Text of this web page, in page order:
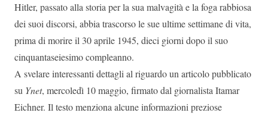
Hitler, passato alla storia per la sua malvagità e la foga rabbiosa
dei suoi discorsi, abbia trascorso le sue ultime settimane di vita,
prima di morire il 30 aprile 1945, dieci giorni dopo il suo
cinquantaseiesimo compleanno.
A svelare interessanti dettagli al riguardo un articolo pubblicato
su Ynet, mercoledì 10 maggio, firmato dal giornalista Itamar
Eichner. Il testo menziona alcune informazioni preziose